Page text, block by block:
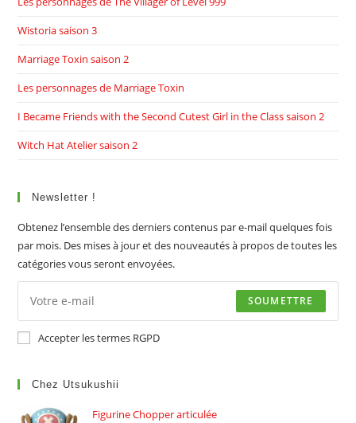
Wistoria saison 3
Marriage Toxin saison 2
Les personnages de Marriage Toxin
I Became Friends with the Second Cutest Girl in the Class saison 2
Witch Hat Atelier saison 2
Newsletter !
Obtenez l’ensemble des derniers contenus par e-mail quelques fois
par mois. Des mises à jour et des nouveautés à propos de toutes les
catégories vous seront envoyées.
SOUMETTRE
Accepter les termes RGPD
Chez Utsukushii
Figurine Chopper articulée